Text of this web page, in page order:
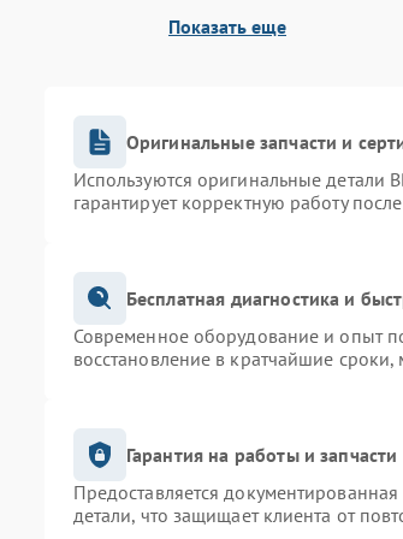
Показать еще
Оригинальные запчасти и
Используются оригинальные детали
гарантирует корректную работу
Бесплатная диагностика и
Современное оборудование и опыт
восстановление в кратчайшие
Гарантия на работы и запчасти
Предоставляется
детали, что защищает клиента от